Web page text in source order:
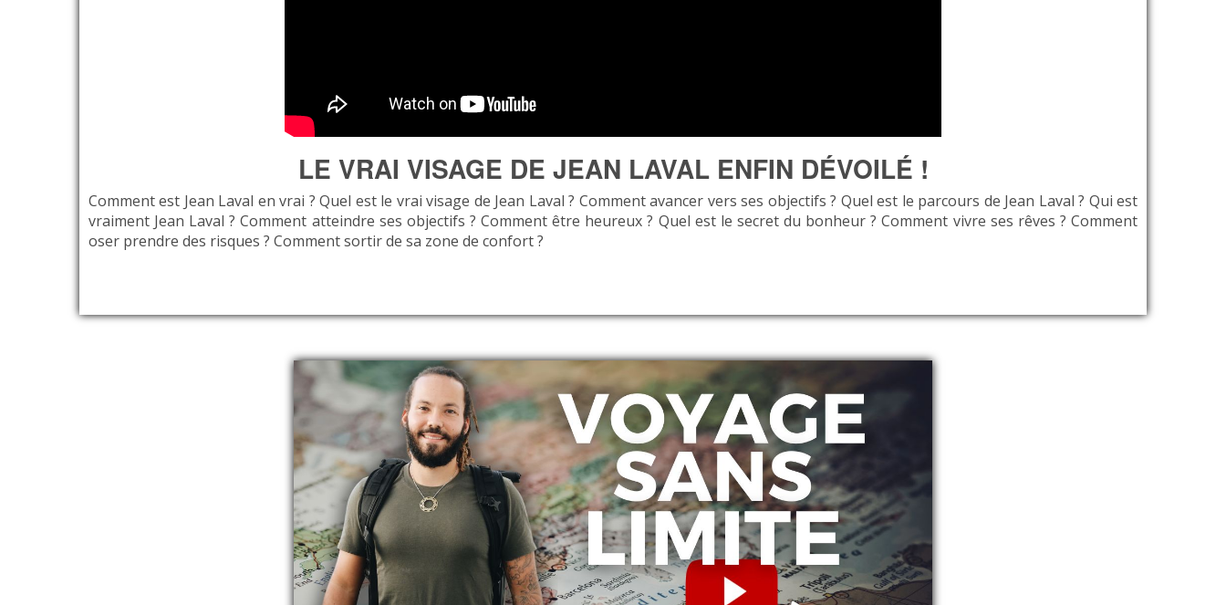
LE VRAI VISAGE DE JEAN LAVAL ENFIN DÉVOILÉ !
Comment est Jean Laval en vrai ? Quel est le vrai visage de Jean Laval ? Comment avancer vers ses objectifs ? Quel est le parcours de Jean Laval ? Qui est
vraiment Jean Laval ? Comment atteindre ses objectifs ? Comment être heureux ? Quel est le secret du bonheur ? Comment vivre ses rêves ? Comment
oser prendre des risques ? Comment sortir de sa zone de confort ?